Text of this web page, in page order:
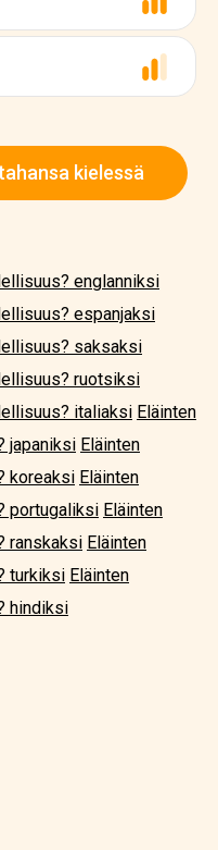
kielessä
englanniksi
espanjaksi
saksaksi
ruotsiksi
italiaksi Eläinten
japaniksi Eläinten
koreaksi Eläinten
portugaliksi Eläinten
ranskaksi Eläinten
turkiksi Eläinten
hindiksi